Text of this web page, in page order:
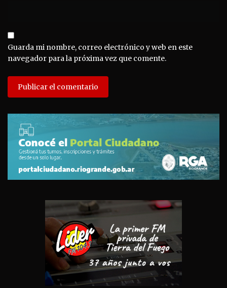
Guarda mi nombre, correo electrónico y web en este
navegador para la próxima vez que comente.